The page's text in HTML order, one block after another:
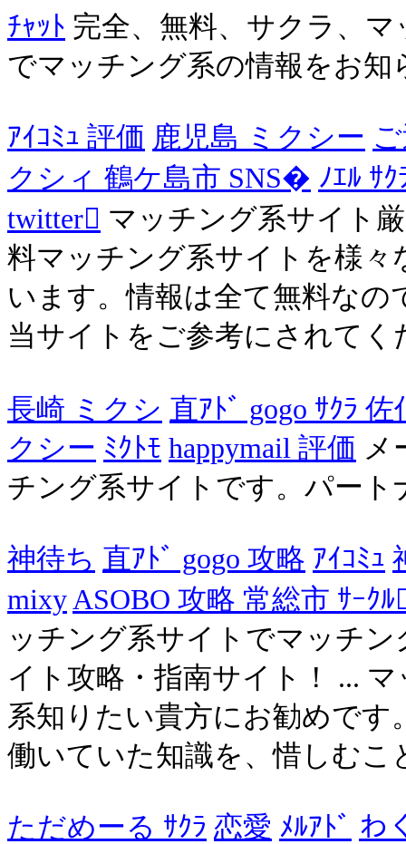
ﾁｬｯﾄ 完全、無料、サクラ、
でマッチング系の情報をお知
ｱｲｺﾐｭ 評価 鹿児島 ミクシー
クシィ 鶴ケ島市 SNS� ﾉｴﾙ ｻ
twitter マッチング系サイト
料マッチング系サイトを様々
います。情報は全て無料な
当サイトをご参考にされてく
長崎 ミクシ 直ｱﾄﾞ gogo ｻｸﾗ
クシー ﾐｸﾄﾓ happymail 評価 メ
チング系サイトです。パー
神待ち 直ｱﾄﾞ gogo 攻略 ｱｲｺﾐｭ
mixyASOBO 攻略 常総市 ｻｰｸﾙ
ッチング系サイトでマッチ
イト攻略・指南サイト！ ...
系知りたい貴方にお勧めで
働いていた知識を、惜しむこ
ただめーる ｻｸﾗ 恋愛 ﾒﾙｱﾄﾞ わ